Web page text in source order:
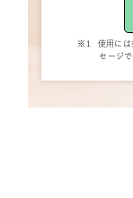
※1
使用には
セージ